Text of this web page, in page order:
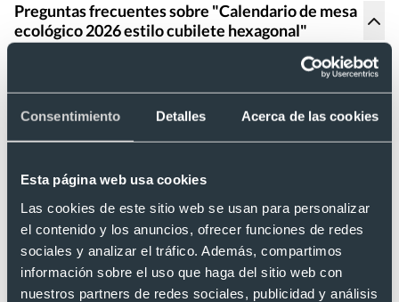
Consentimiento Detalles Acerca de las cookies
Esta página web usa cookies
Las cookies de este sitio web se usan para personalizar
el contenido y los anuncios, ofrecer funciones de redes
sociales y analizar el tráfico. Además, compartimos
información sobre el uso que haga del sitio web con
nuestros partners de redes sociales, publicidad y análisis
Preguntas frecuentes sobre "Calendario de mesa
ecológico 2026 estilo cubilete hexagonal"
Este producto todavía no tiene preguntas. Si tienes alguna
duda, consúltanos y te responderemos con la mayor
brevedad posible.
Artículos relacionados con Calendario
de mesa ecológico 2026 estilo cubilete
hexagonal